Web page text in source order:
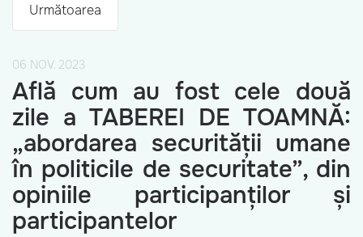
Următoarea
06 NOV. 2023
Află cum au fost cele două
zile a TABEREI DE TOAMNĂ:
„abordarea securității umane
în politicile de securitate”, din
opiniile participanților și
participantelor